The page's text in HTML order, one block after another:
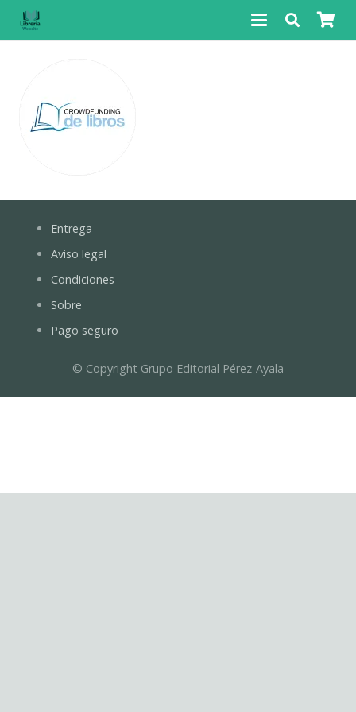
Entrega
Aviso legal
Condiciones
Sobre
Pago seguro
© Copyright Grupo Editorial Pérez-Ayala